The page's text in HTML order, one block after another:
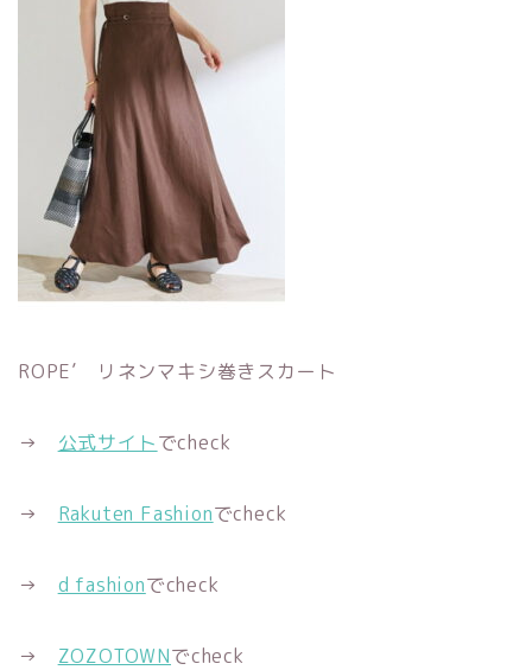
ROPE’ リネンマキシ巻きスカート
→ 公式サイトでcheck
→ Rakuten Fashionでcheck
→ d fashionでcheck
→ ZOZOTOWNでcheck